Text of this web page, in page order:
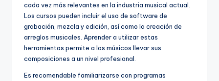
cada vez más relevantes en la industria musical actual.
Los cursos pueden incluir el uso de software de
grabación, mezcla y edición, así como la creación de
arreglos musicales. Aprender a utilizar estas
herramientas permite a los músicos llevar sus
composiciones a un nivel profesional.
Es recomendable familiarizarse con programas